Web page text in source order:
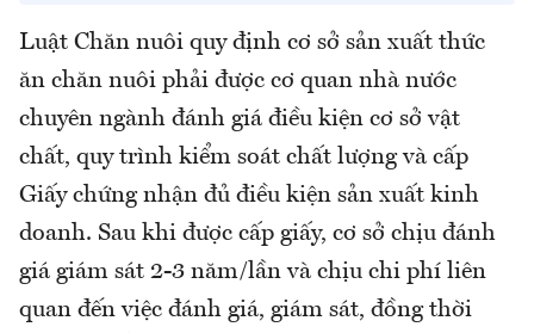
Luật Chăn nuôi quy định cơ sở sản xuất thức
ăn chăn nuôi phải được cơ quan nhà nước
chuyên ngành đánh giá điều kiện cơ sở vật
chất, quy trình kiểm soát chất lượng và cấp
Giấy chứng nhận đủ điều kiện sản xuất kinh
doanh. Sau khi được cấp giấy, cơ sở chịu đánh
giá giám sát 2-3 năm/lần và chịu chi phí liên
quan đến việc đánh giá, giám sát, đồng thời